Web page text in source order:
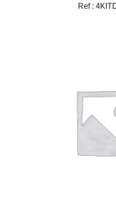
Ref :